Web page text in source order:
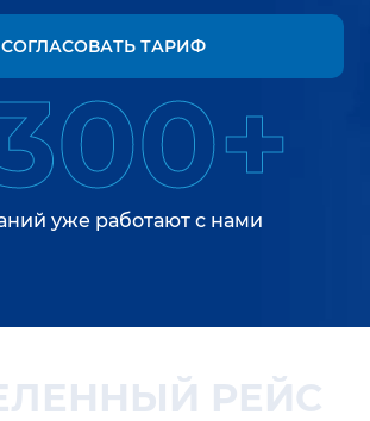
СОГЛАСОВАТЬ ТАРИФ
уже работают с нами
РЕЙС